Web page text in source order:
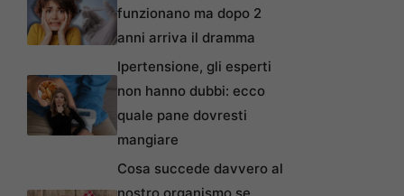
funzionano ma dopo 2
anni arriva il dramma
Ipertensione, gli esperti
non hanno dubbi: ecco
quale pane dovresti
mangiare
Cosa succede davvero al